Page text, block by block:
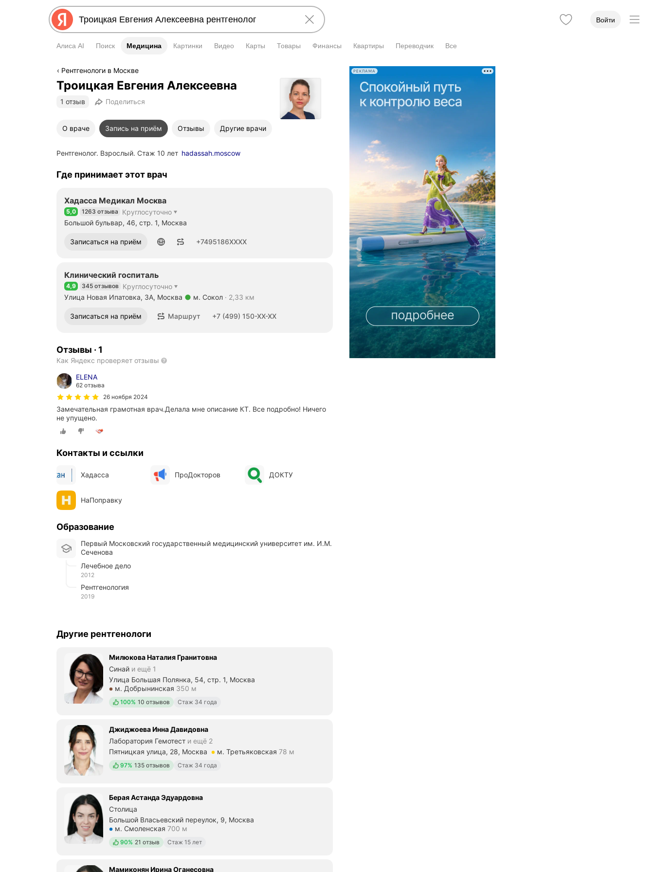
Войти
Алиса AI Поиск Медицина
Медицина Картинки Видео Карты Товары Финансы Квартиры Переводчик Все
Рентгенологи в Москве
Троицкая Евгения Алексеевна
1 отзыв Поделиться
О враче Запись на приём Отзывы Другие врачи
Рентгенолог. Взрослый. Стаж 10 лет hadassah.moscow
Где принимает этот врач
Хадасса Медикал Москва
Рейтинг 5,0 из 5
5,0 1263 отзыва
Круглосуточно
Большой бульвар, 46, стр. 1, Москва
Записаться на приём
Номер телефона: +74951864213 +7495186XXXX
Клинический госпиталь
Рейтинг 4,9 из 5
4,9 345 отзывов Круглосуточно
Улица Новая Ипатовка, 3А, Москва
м. Сокол 2,33 км
Записаться на приём Маршрут
Номер телефона: +74991508374 +7 (499) 150-XX-XX
Отзывы · 1
Как Яндекс проверяет отзывы
ELENA
62 отзыва
26 ноября 2024
Замечательная грамотная врач.Делала мне описание КТ. Все подробно! Ничего
не упущено.
Контакты и ссылки
Хадасса ПроДокторов ДОКТУ
НаПоправку
Образование
Первый Московский государственный медицинский университет им. И.М.
Сеченова
Лечебное дело
2012
Рентгенология
2019
Другие рентгенологи
Милюкова Наталия Гранитовна
Синай и ещё 1
Улица Большая Полянка, 54, стр. 1, Москва
Метро м. Добрынинская Расстояние 350 м
м. Добрынинская 350 м
Положительных отзывов
100% 10 отзывов Стаж 34 года
Джиджоева Инна Давидовна
Лаборатория Гемотест и ещё 2
Пятницкая улица, 28, Москва
Метро м. Третьяковская Расстояние 78 м
м. Третьяковская 78 м
Положительных отзывов
97% 135 отзывов Стаж 34 года
Берая Астанда Эдуардовна
Столица
Большой Власьевский переулок, 9, Москва
Метро м. Смоленская Расстояние 700 м
м. Смоленская 700 м
Положительных отзывов
90% 21 отзыв Стаж 15 лет
Мамиконян Ирина Оганесовна
РЕКЛАМА